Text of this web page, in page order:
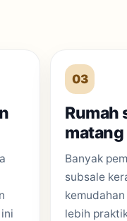
03
Rumah
matang
Banyak
subsale
lebih